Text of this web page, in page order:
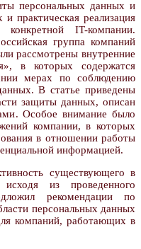
персональных данных и
практическая реализация
IT-компании.
группа компаний
рассмотрены внутренние
в которых содержатся
мерах по соблюдению
В статье приведены
защиты данных, описан
Особое внимание было
компании, в которых
в отношении работы
информацией.
существующего в
исходя из проведенного
рекомендации по
персональных данных
компаний, работающих в